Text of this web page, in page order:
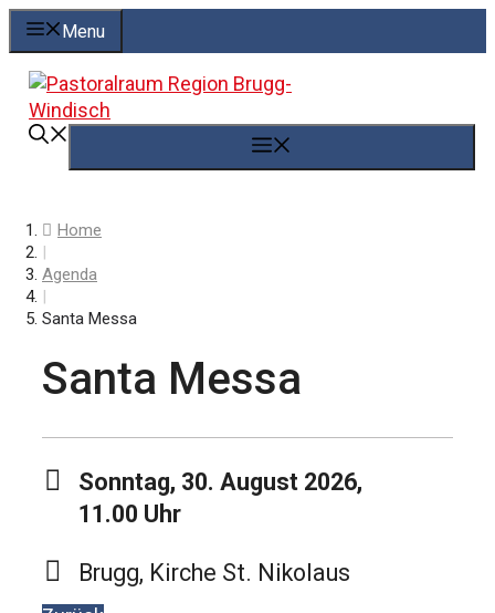
Springe
zum
Inhalt
Menu
Home
|
Agenda
|
Santa Messa
Santa Messa
Sonntag, 30. August 2026,
11.00 Uhr
Brugg, Kirche St. Nikolaus